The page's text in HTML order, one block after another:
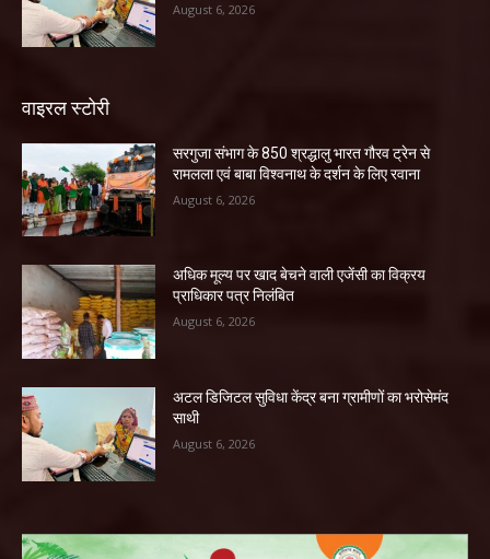
August 6, 2026
वाइरल स्टोरी
सरगुजा संभाग के 850 श्रद्धालु भारत गौरव ट्रेन से
रामलला एवं बाबा विश्वनाथ के दर्शन के लिए रवाना
August 6, 2026
अधिक मूल्य पर खाद बेचने वाली एजेंसी का विक्रय
प्राधिकार पत्र निलंबित
August 6, 2026
अटल डिजिटल सुविधा केंद्र बना ग्रामीणों का भरोसेमंद
साथी
August 6, 2026